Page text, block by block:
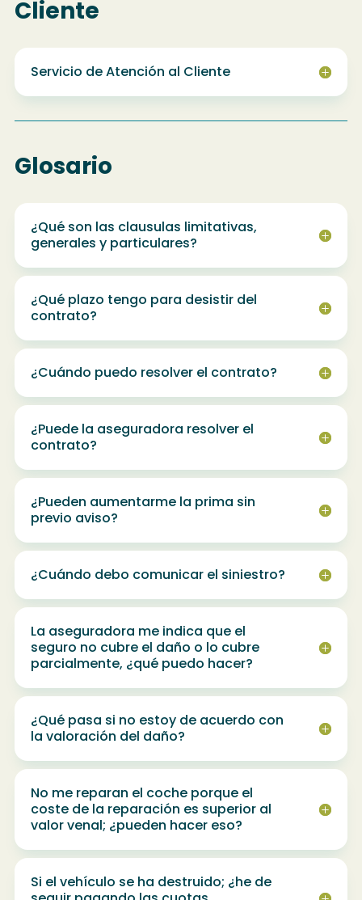
Cliente
Servicio de Atención al Cliente
Glosario
¿Qué son las clausulas limitativas,
generales y particulares?
¿Qué plazo tengo para desistir del
contrato?
¿Cuándo puedo resolver el contrato?
¿Puede la aseguradora resolver el
contrato?
¿Pueden aumentarme la prima sin
previo aviso?
¿Cuándo debo comunicar el siniestro?
La aseguradora me indica que el
seguro no cubre el daño o lo cubre
parcialmente, ¿qué puedo hacer?
¿Qué pasa si no estoy de acuerdo con
la valoración del daño?
No me reparan el coche porque el
coste de la reparación es superior al
valor venal; ¿pueden hacer eso?
Si el vehículo se ha destruido; ¿he de